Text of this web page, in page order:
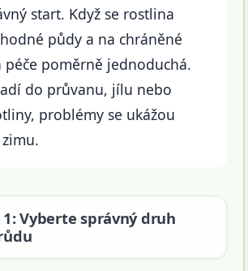
start. Když se rostlina
půdy a na chráněné
péče poměrně jednoduchá.
do průvanu, jílu nebo
problémy se ukážou
1: Vyberte správný druh